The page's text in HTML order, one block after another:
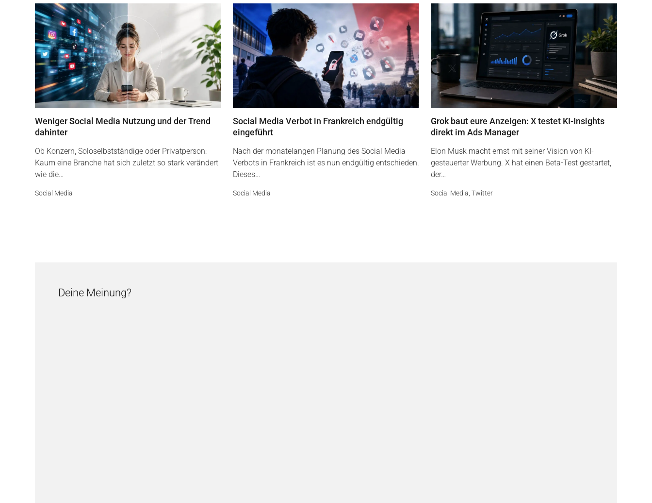
Weniger Social Media Nutzung und der Trend
dahinter
Ob Konzern, Soloselbstständige oder Privatperson:
Kaum eine Branche hat sich zuletzt so stark verändert
wie die…
Social Media
Social Media Verbot in Frankreich endgültig
eingeführt
Nach der monatelangen Planung des Social Media
Verbots in Frankreich ist es nun endgültig entschieden.
Dieses…
Social Media
Grok baut eure Anzeigen: X testet KI-Insights
direkt im Ads Manager
Elon Musk macht ernst mit seiner Vision von KI-
gesteuerter Werbung. X hat einen Beta-Test gestartet,
der…
Social Media Twitter
Deine Meinung?